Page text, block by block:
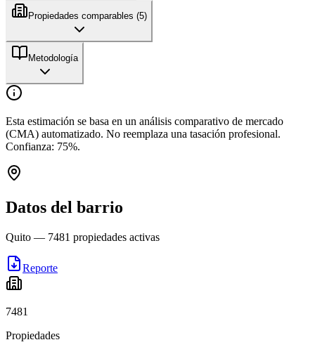
Propiedades comparables (5)
Metodología
Esta estimación se basa en un análisis comparativo de mercado
(CMA) automatizado. No reemplaza una tasación profesional.
Confianza: 75%.
Datos del barrio
Quito — 7481 propiedades activas
Reporte
7481
Propiedades